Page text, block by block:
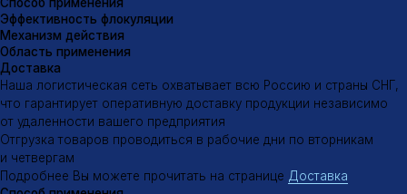
полного растворения флокулянта.
Введение раствора в обрабатываемую воду:
Точка ввода:Раствор флокулянта вводят в поток
обрабатываемой воды в специальной точке, где
обеспечивается хорошее перемешивание.
дозирующих насосов или других дозирующих устройств.
Дозировка флокулянта подбирается опытным путем и
зависит от многих факторов, таких как концентрация
Флокуляция и осаждение: